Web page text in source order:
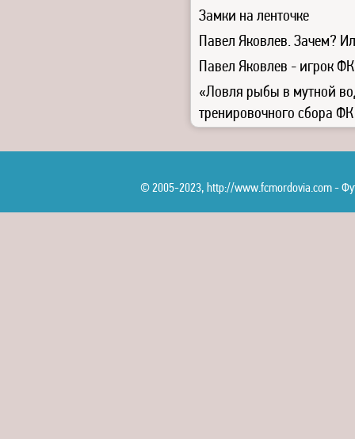
Замки на ленточке
Павел Яковлев. Зачем?
Павел Яковлев - игрок
«Ловля рыбы в мутной
тренировочного сбора
© 2005-2023, http://www.fcmordovia.com -